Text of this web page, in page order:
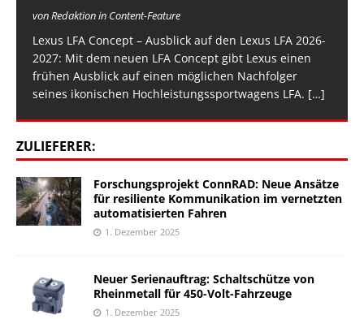
von Redaktion in Content-Feature
Lexus LFA Concept – Ausblick auf den Lexus LFA 2026-
2027: Mit dem neuen LFA Concept gibt Lexus einen
frühen Ausblick auf einen möglichen Nachfolger
seines ikonischen Hochleistungssportwagens LFA. […]
ZULIEFERER:
Forschungsprojekt ConnRAD: Neue Ansätze
für resiliente Kommunikation im vernetzten
automatisierten Fahren
1. Dezember 2025
Neuer Serienauftrag: Schaltschütze von
Rheinmetall für 450-Volt-Fahrzeuge
1. Dezember 2025